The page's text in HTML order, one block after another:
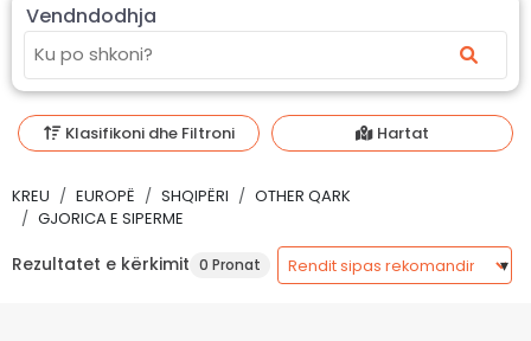
Vendndodhja
Klasifikoni dhe Filtroni Hartat
KREU EUROPË SHQIPËRI
OTHER QARK
GJORICA E SIPERME
Rezultatet e kërkimit 0 Pronat